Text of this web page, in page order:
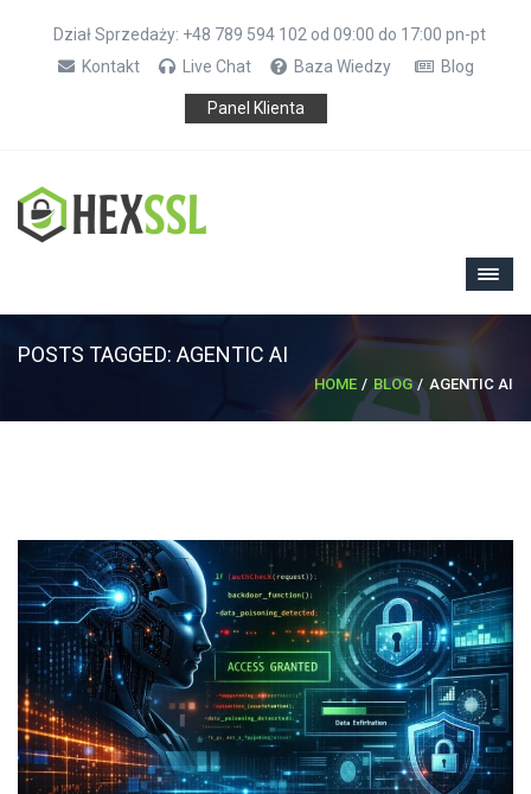
Dział Sprzedaży: +48 789 594 102 od 09:00 do 17:00 pn-pt
Kontakt
Live Chat Baza Wiedzy Blog
Panel Klienta
POSTS TAGGED: AGENTIC AI
HOME BLOG AGENTIC AI